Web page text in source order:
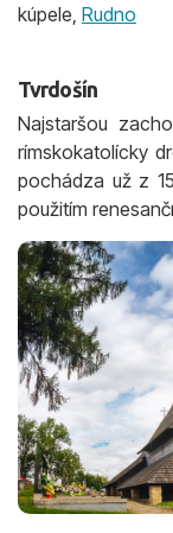
kúpele, Rudno
Tvrdošín
Najstaršou
rímskokatolícky
pochádza už z
použitím